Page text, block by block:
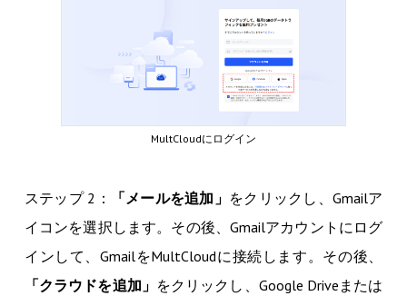
MultCloudにログイン
ステップ 2： 「メールを追加」 をクリックし、Gmailア
イコンを選択します。その後、Gmailアカウントにログ
インして、GmailをMultCloudに接続します。その後、
「クラウドを追加」 をクリックし、Google Driveまたは